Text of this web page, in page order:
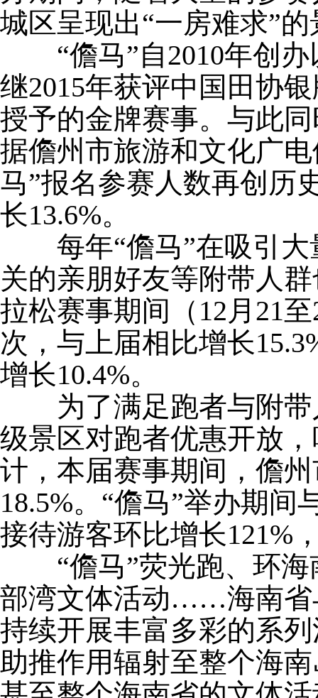
城区呈现出“一房难求”
“儋马”自2010年创办
继2015年获评中国田协
授予的金牌赛事。与此
据儋州市旅游和文化广
马”报名参赛人数再创历
长13.6%。
每年“儋马”在吸引大
关的亲朋好友等附带人
拉松赛事期间（12月21
次，与上届相比增长
增长10.4%。
为了满足跑者与附带
级景区对跑者优惠开放
计，本届赛事期间，儋
18.5%。“儋马”举办期间
接待游客环比增长121%
“儋马”荧光跑、环海
部湾文体活动……海南省
持续开展丰富多彩的系
助推作用辐射至整个海